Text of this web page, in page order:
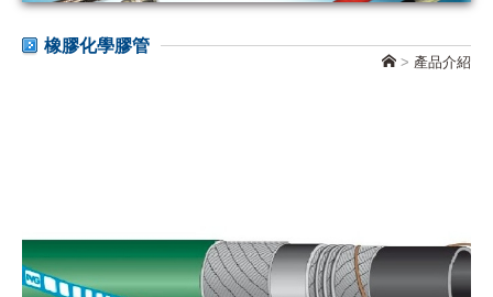
橡膠化學膠管
> 產品介紹